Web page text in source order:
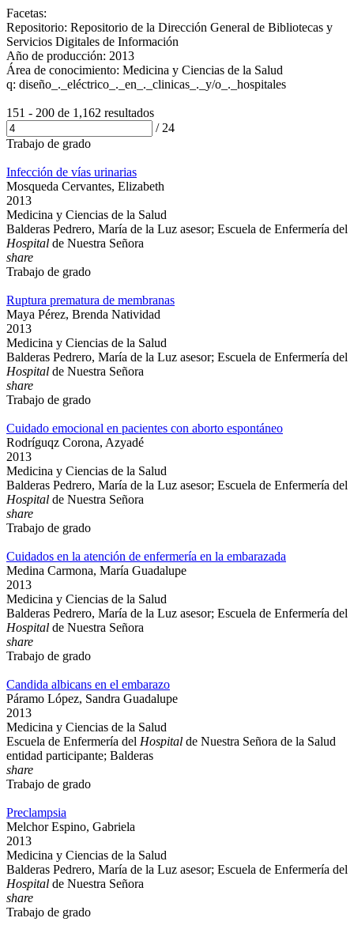
Facetas:
Repositorio: Repositorio de la Dirección General de Bibliotecas y
Servicios Digitales de Información
Año de producción: 2013
Área de conocimiento: Medicina y Ciencias de la Salud
q: diseño_._eléctrico_._en_._clinicas_._y/o_._hospitales
151 - 200 de 1,162 resultados
/ 24
Trabajo de grado
Infección de vías urinarias
Mosqueda Cervantes, Elizabeth
2013
Medicina y Ciencias de la Salud
Balderas Pedrero, María de la Luz asesor; Escuela de Enfermería del
Hospital de Nuestra Señora
share
Trabajo de grado
Ruptura prematura de membranas
Maya Pérez, Brenda Natividad
2013
Medicina y Ciencias de la Salud
Balderas Pedrero, María de la Luz asesor; Escuela de Enfermería del
Hospital de Nuestra Señora
share
Trabajo de grado
Cuidado emocional en pacientes con aborto espontáneo
Rodríguqz Corona, Azyadé
2013
Medicina y Ciencias de la Salud
Balderas Pedrero, María de la Luz asesor; Escuela de Enfermería del
Hospital de Nuestra Señora
share
Trabajo de grado
Cuidados en la atención de enfermería en la embarazada
Medina Carmona, María Guadalupe
2013
Medicina y Ciencias de la Salud
Balderas Pedrero, María de la Luz asesor; Escuela de Enfermería del
Hospital de Nuestra Señora
share
Trabajo de grado
Candida albicans en el embarazo
Páramo López, Sandra Guadalupe
2013
Medicina y Ciencias de la Salud
Escuela de Enfermería del Hospital de Nuestra Señora de la Salud
entidad participante; Balderas
share
Trabajo de grado
Preclampsia
Melchor Espino, Gabriela
2013
Medicina y Ciencias de la Salud
Balderas Pedrero, María de la Luz asesor; Escuela de Enfermería del
Hospital de Nuestra Señora
share
Trabajo de grado